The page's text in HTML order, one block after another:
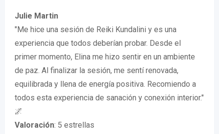
Julie Martin
"Me hice una sesión de Reiki Kundalini y es una
experiencia que todos deberían probar. Desde el
primer momento, Elina me hizo sentir en un ambiente
de paz. Al finalizar la sesión, me sentí renovada,
equilibrada y llena de energía positiva. Recomiendo a
todos esta experiencia de sanación y conexión interior."
🌌
Valoración: 5 estrellas